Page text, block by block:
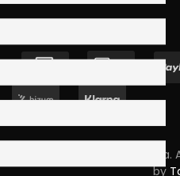
Copyright © 2023 Skpro,
by